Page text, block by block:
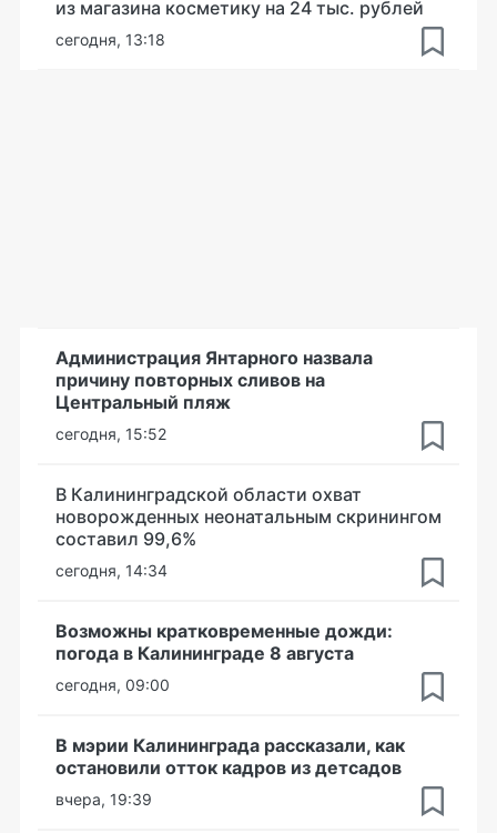
из магазина косметику на 24 тыс. рублей
сегодня, 13:18
Администрация Янтарного назвала
причину повторных сливов на
Центральный пляж
сегодня, 15:52
В Калининградской области охват
новорожденных неонатальным скринингом
составил 99,6%
сегодня, 14:34
Возможны кратковременные дожди:
погода в Калининграде 8 августа
сегодня, 09:00
В мэрии Калининграда рассказали, как
остановили отток кадров из детсадов
вчера, 19:39